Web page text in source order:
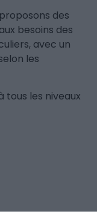
des
besoins des
avec un
les
tous les niveaux